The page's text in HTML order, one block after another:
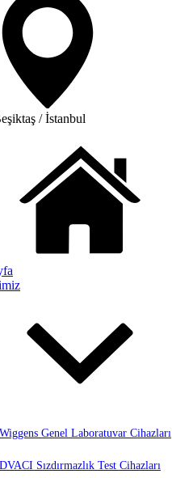
/ İstanbul
Wiggens Genel Laboratuvar Cihazları
DVACI Sızdırmazlık Test Cihazları